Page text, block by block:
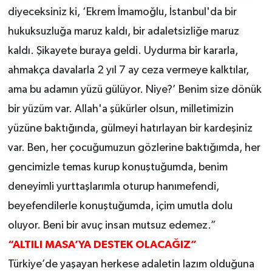
diyeceksiniz ki, ‘Ekrem İmamoğlu, İstanbul'da bir
hukuksuzluğa maruz kaldı, bir adaletsizliğe maruz
kaldı. Şikayete buraya geldi. Uydurma bir kararla,
ahmakça davalarla 2 yıl 7 ay ceza vermeye kalktılar,
ama bu adamın yüzü gülüyor. Niye?’ Benim size dönük
bir yüzüm var. Allah'a şükürler olsun, milletimizin
yüzüne baktığında, gülmeyi hatırlayan bir kardeşiniz
var. Ben, her çocuğumuzun gözlerine baktığımda, her
gencimizle temas kurup konuştuğumda, benim
deneyimli yurttaşlarımla oturup hanımefendi,
beyefendilerle konuştuğumda, içim umutla dolu
oluyor. Beni bir avuç insan mutsuz edemez.”
“ALTILI MASA’YA DESTEK OLACAĞIZ”
Türkiye’de yaşayan herkese adaletin lazım olduğuna